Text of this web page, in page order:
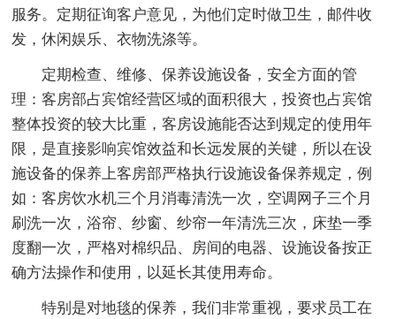
服务。定期征询客户意见，为他们定时做卫生，邮件收
发，休闲娱乐、衣物洗涤等。
定期检查、维修、保养设施设备，安全方面的管
理：客房部占宾馆经营区域的面积很大，投资也占宾馆
整体投资的较大比重，客房设施能否达到规定的使用年
限，是直接影响宾馆效益和长远发展的关键，所以在设
施设备的保养上客房部严格执行设施设备保养规定，例
如：客房饮水机三个月消毒清洗一次，空调网子三个月
刷洗一次，浴帘、纱窗、纱帘一年清洗三次，床垫一季
度翻一次，严格对棉织品、房间的电器、设施设备按正
确方法操作和使用，以延长其使用寿命。
特别是对地毯的保养，我们非常重视，要求员工在